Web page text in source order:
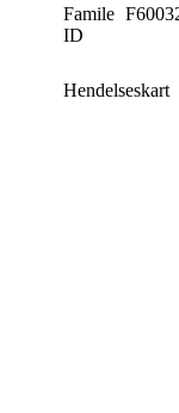
Famile
ID
Hendelseskart